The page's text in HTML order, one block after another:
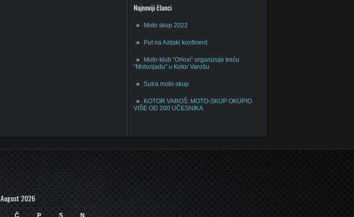
Najnoviji članci
Moto skup 2022
Put na Azijski kontinent
Moto-klub “Orlovi” organizuje treću
“Motorijadu” u Kotor Varošu
Sutra moto-skup
KOTOR VAROŠ: MOTO-SKUP OKUPIO
VIŠE OD 200 UČESNIKA
August 2026
Č P S N